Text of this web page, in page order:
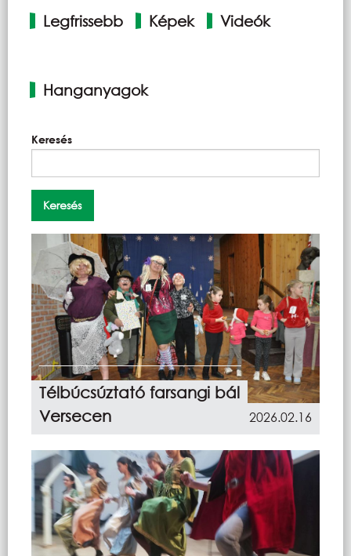
fülek
Legfrissebb Képek Videók
Hanganyagok
Keresés
Télbúcsúztató farsangi bál
Versecen
2026.02.16